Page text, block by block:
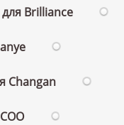
Brilliance
Changan